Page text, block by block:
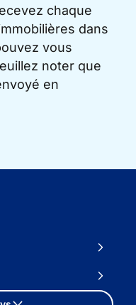
chaque
dans
vous
noter que
en